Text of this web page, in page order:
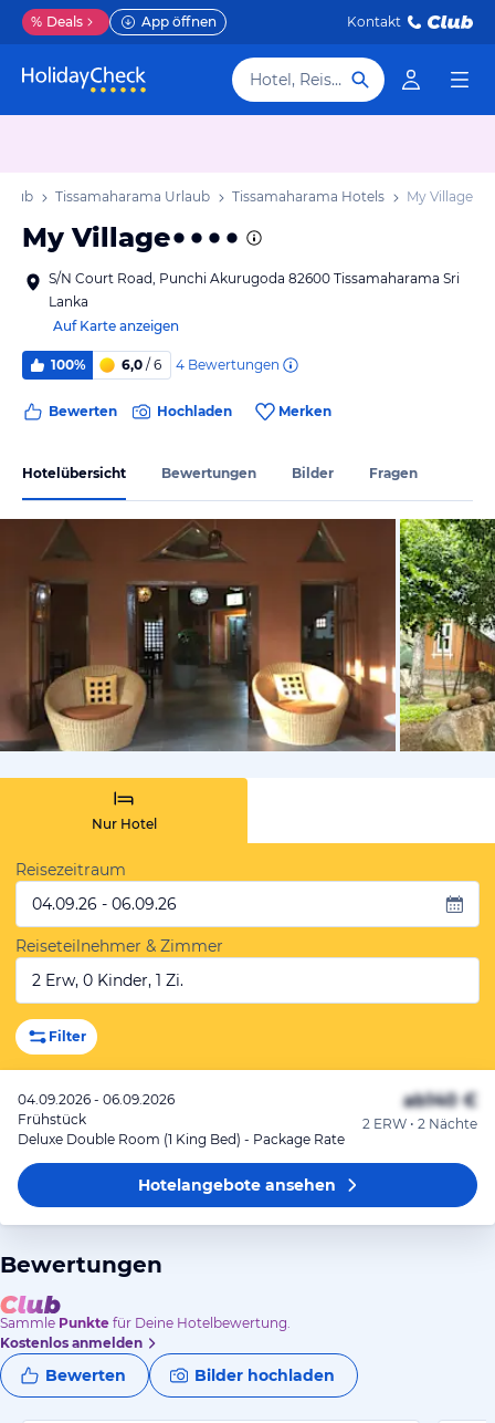
% Deals App öffnen Kontakt
Hotel, Reiseziel
Tissamaharama Urlaub Tissamaharama Hotels My Village
My Village
S/N Court Road, Punchi Akurugoda 82600 Tissamaharama Sri
Lanka
Auf Karte anzeigen
100% 6,0 / 6 4 Bewertungen
Bewerten Hochladen Merken
Hotelübersicht Bewertungen Bilder Fragen
von
Nur Hotel
Reisezeitraum
04.09.26 - 06.09.26
Reiseteilnehmer & Zimmer
2 Erw, 0 Kinder, 1 Zi.
Filter
04.09.2026 - 06.09.2026
Frühstück
Deluxe Double Room (1 King Bed) - Package Rate
ab140 €
2 ERW • 2 Nächte
Hotelangeboteansehen
Bewertungen
Sammle Punkte für Deine Hotelbewertung.
Kostenlos anmelden
Bewerten Bilder hochladen